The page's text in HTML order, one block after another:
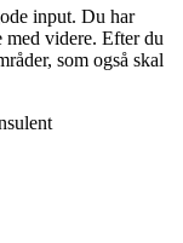
input. Du har
med videre. Efter du
som også skal